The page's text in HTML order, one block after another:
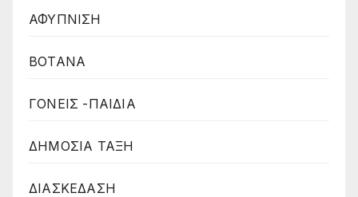
ΑΦΥΠΝΙΣΗ
ΒΟΤΑΝΑ
ΓΟΝΕΙΣ -ΠΑΙΔΙΑ
ΔΗΜΟΣΙΑ ΤΑΞΗ
ΔΙΑΣΚΕΔΑΣΗ